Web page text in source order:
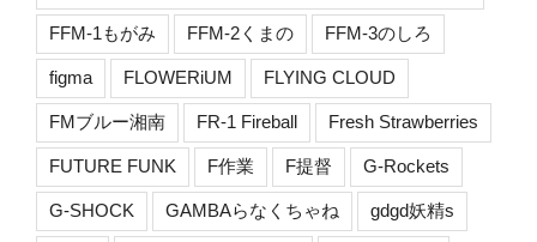
FFM-1もがみ FFM-2くまの FFM-3のしろ
figma FLOWERiUM FLYING CLOUD
FMブルー湘南 FR-1 Fireball Fresh Strawberries
FUTURE FUNK F作業 F提督 G-Rockets
G-SHOCK GAMBAらなくちゃね gdgd妖精s